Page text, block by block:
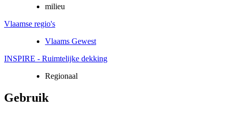
milieu
Vlaamse regio's
Vlaams Gewest
INSPIRE - Ruimtelijke dekking
Regionaal
Gebruik